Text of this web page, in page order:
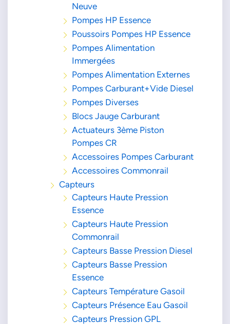
Neuve
Pompes HP Essence
Poussoirs Pompes HP Essence
Pompes Alimentation
Immergées
Pompes Alimentation Externes
Pompes Carburant+Vide Diesel
Pompes Diverses
Blocs Jauge Carburant
Actuateurs 3ème Piston
Pompes CR
Accessoires Pompes Carburant
Accessoires Commonrail
Capteurs
Capteurs Haute Pression
Essence
Capteurs Haute Pression
Commonrail
Capteurs Basse Pression Diesel
Capteurs Basse Pression
Essence
Capteurs Température Gasoil
Capteurs Présence Eau Gasoil
Capteurs Pression GPL